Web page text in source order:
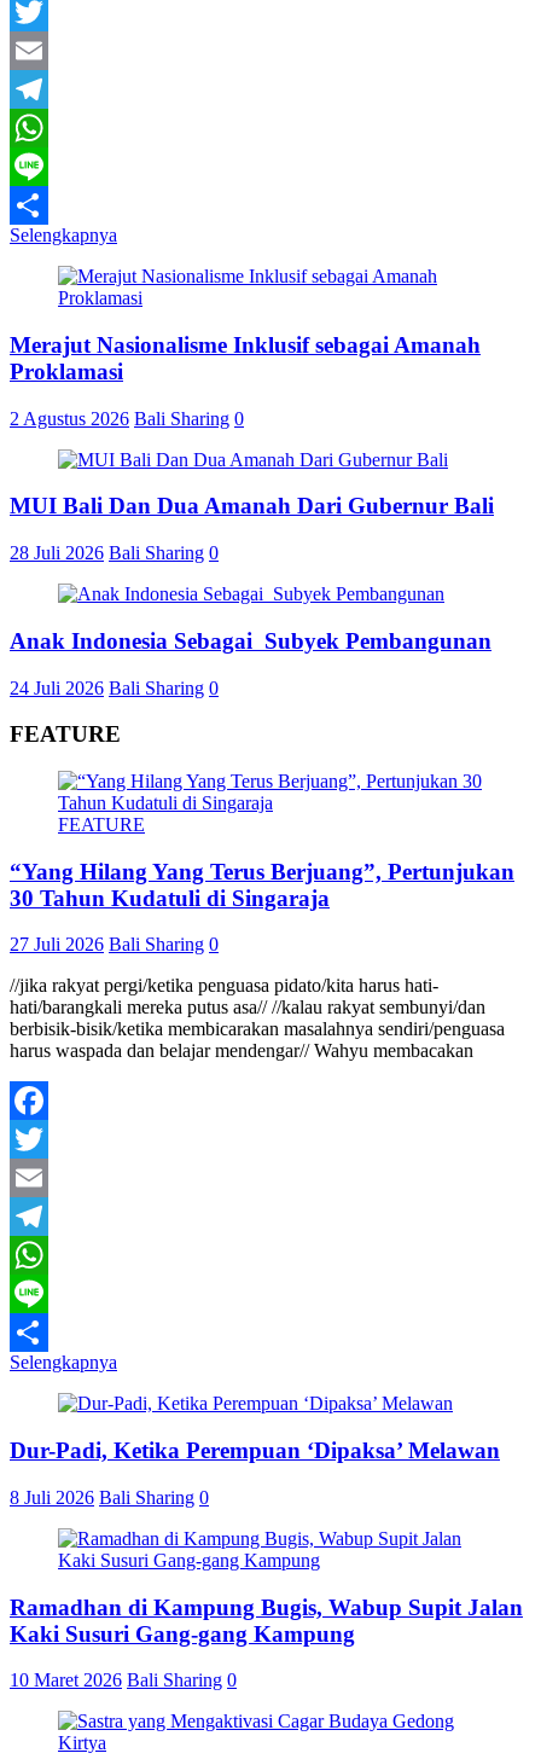
Facebook
Twitter
Email
Telegram
WhatsApp
Line
Share
Selengkapnya
Merajut Nasionalisme Inklusif sebagai Amanah
Proklamasi
2 Agustus 2026 Bali Sharing 0
MUI Bali Dan Dua Amanah Dari Gubernur Bali
28 Juli 2026 Bali Sharing 0
Anak Indonesia Sebagai Subyek Pembangunan
24 Juli 2026 Bali Sharing 0
FEATURE
FEATURE
“Yang Hilang Yang Terus Berjuang”, Pertunjukan
30 Tahun Kudatuli di Singaraja
27 Juli 2026 Bali Sharing 0
//jika rakyat pergi/ketika penguasa pidato/kita harus hati-
hati/barangkali mereka putus asa// //kalau rakyat sembunyi/dan
berbisik-bisik/ketika membicarakan masalahnya sendiri/penguasa
harus waspada dan belajar mendengar// Wahyu membacakan
Facebook
Twitter
Email
Telegram
WhatsApp
Line
Share
Selengkapnya
Dur-Padi, Ketika Perempuan ‘Dipaksa’ Melawan
8 Juli 2026 Bali Sharing 0
Ramadhan di Kampung Bugis, Wabup Supit Jalan
Kaki Susuri Gang-gang Kampung
10 Maret 2026 Bali Sharing 0